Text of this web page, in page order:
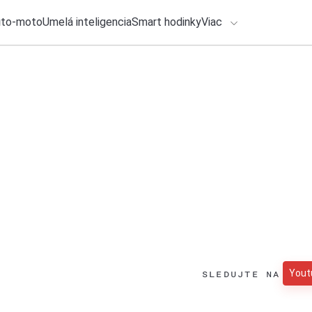
motoUmelá inteligenciaSmart hodinkyViac
SLEDUJTE NA